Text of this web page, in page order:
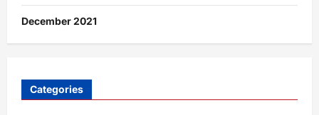
December 2021
Categories